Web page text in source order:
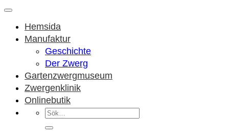
Hemsida
Manufaktur
Geschichte
Der Zwerg
Gartenzwergmuseum
Zwergenklinik
Onlinebutik
Sök
efter: